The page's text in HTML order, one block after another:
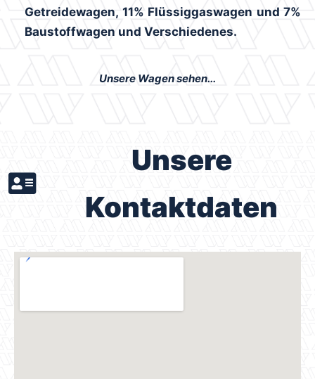
Getreidewagen, 11% Flüssiggaswagen und 7%
Baustoffwagen und Verschiedenes.
Unsere Wagen sehen...
Unsere
Kontaktdaten